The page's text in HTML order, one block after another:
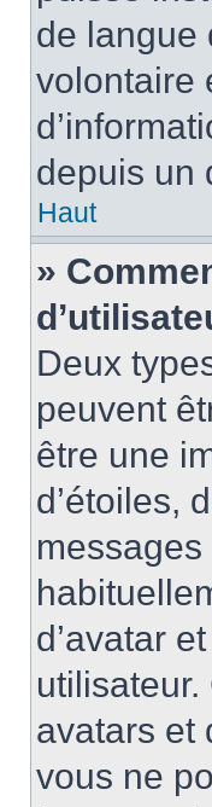
de langue
volontaire
depuis un
Haut
»
Deux
peuvent
être une
d’étoiles,
messages
d’avatar
utilisateur.
avatars et
vous ne